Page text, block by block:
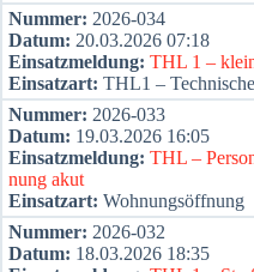
Num­mer: 2026-034
Datum: 20.03.2026 07:18
Ein­satz­mel­dung: THL 1 –
Ein­satz­art: THL1 –
Num­mer: 2026-033
Datum: 19.03.2026 16:05
Ein­satz­mel­dung: THL –
nung akut
Ein­satz­art: Woh­nungs­öff­nung
Num­mer: 2026-032
Datum: 18.03.2026 18:35